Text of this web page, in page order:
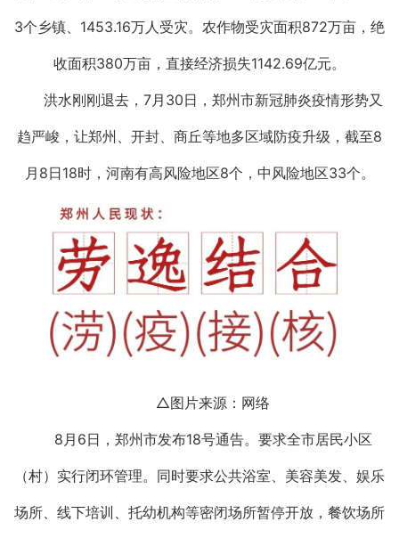
3个乡镇、1453.16万人受灾。农作物受灾面积872万亩，绝
收面积380万亩，直接经济损失1142.69亿元。
洪水刚刚退去，7月30日，郑州市新冠肺炎疫情形势又
趋严峻，让郑州、开封、商丘等地多区域防疫升级，截至8
月8日18时，河南有高风险地区8个，中风险地区33个。
△图片来源：网络
8月6日，郑州市发布18号通告。要求全市居民小区
（村）实行闭环管理。同时要求公共浴室、美容美发、娱乐
场所、线下培训、托幼机构等密闭场所暂停开放，餐饮场所